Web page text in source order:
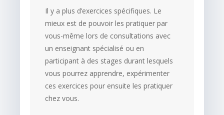
Il y a plus d’exercices spécifiques. Le
mieux est de pouvoir les pratiquer par
vous-même lors de consultations avec
un enseignant spécialisé ou en
participant à des stages durant lesquels
vous pourrez apprendre, expérimenter
ces exercices pour ensuite les pratiquer
chez vous.